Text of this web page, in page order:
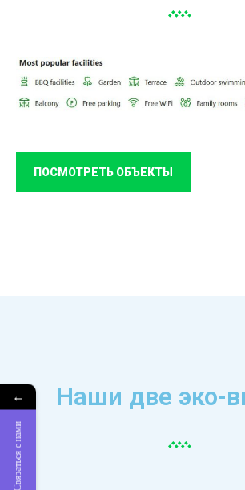
ПОСМОТРЕТЬ ОБЪЕКТЫ
Наши две эко-
←
Связаться с нами